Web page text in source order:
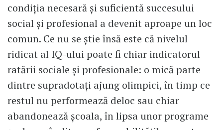
condiția necesară și suficientă succesului
social și profesional a devenit aproape un loc
comun. Ce nu se știe însă este că nivelul
ridicat al IQ-ului poate fi chiar indicatorul
ratării sociale și profesionale: o mică parte
dintre supradotați ajung olimpici, în timp ce
restul nu performează deloc sau chiar
abandonează școala, în lipsa unor programe